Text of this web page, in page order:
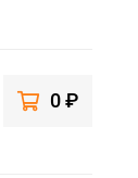
0 ₽